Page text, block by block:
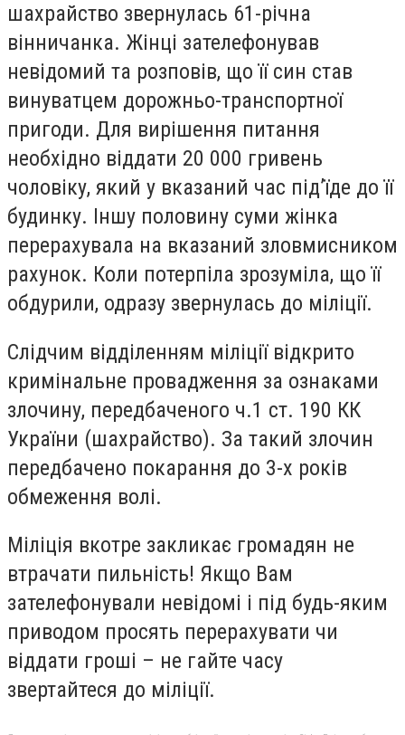
шахрайство звернулась 61-річна
вінничанка. Жінці зателефонував
невідомий та розповів, що її син став
винуватцем дорожньо-транспортної
пригоди. Для вирішення питання
необхідно віддати 20 000 гривень
чоловіку, який у вказаний час під’їде до її
будинку. Іншу половину суми жінка
перерахувала на вказаний зловмисником
рахунок. Коли потерпіла зрозуміла, що її
обдурили, одразу звернулась до міліції.
Слідчим відділенням міліції відкрито
кримінальне провадження за ознаками
злочину, передбаченого ч.1 ст. 190 КК
України (шахрайство). За такий злочин
передбачено покарання до 3-х років
обмеження волі.
Міліція вкотре закликає громадян не
втрачати пильність! Якщо Вам
зателефонували невідомі і під будь-яким
приводом просять перерахувати чи
віддати гроші – не гайте часу
звертайтеся до міліції.